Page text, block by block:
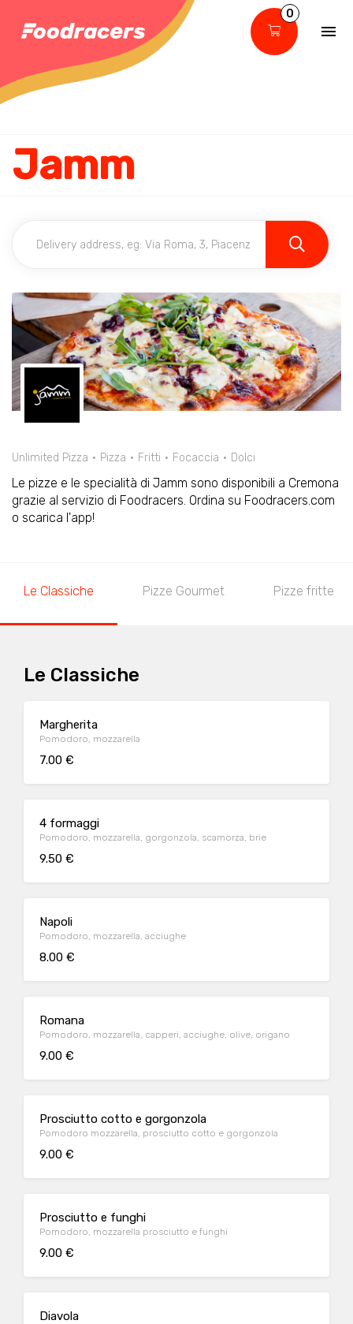
0
Jamm
Unlimited Pizza Pizza Fritti Focaccia Dolci
Le pizze e le specialità di Jamm sono disponibili a Cremona
grazie al servizio di Foodracers. Ordina su Foodracers.com
o scarica l'app!
Le Classiche Pizze Gourmet Pizze fritte
Le Classiche
Margherita
Pomodoro, mozzarella
7.00 €
4 formaggi
Pomodoro, mozzarella, gorgonzola, scamorza, brie
9.50 €
Napoli
Pomodoro, mozzarella, acciughe
8.00 €
Romana
Pomodoro, mozzarella, capperi, acciughe, olive, origano
9.00 €
Prosciutto cotto e gorgonzola
Pomodoro mozzarella, prosciutto cotto e gorgonzola
9.00 €
Prosciutto e funghi
Pomodoro, mozzarella prosciutto e funghi
9.00 €
Diavola